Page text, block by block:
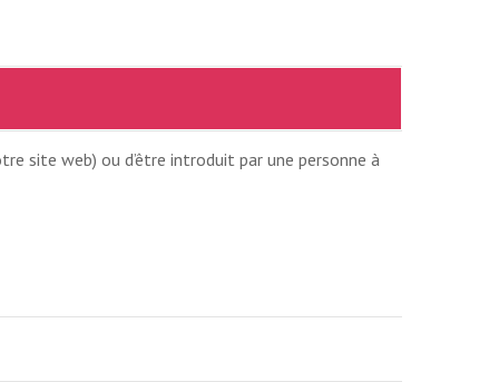
site web) ou d’être introduit par une personne à